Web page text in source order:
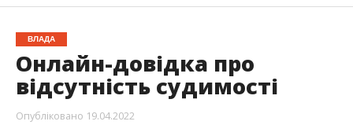
ВЛАДА
Онлайн-довідка про
відсутність судимості
Опубліковано 19.04.2022